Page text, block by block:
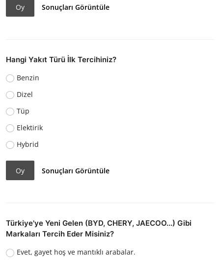
Oy Sonuçları Görüntüle
Hangi Yakıt Türü İlk Tercihiniz?
Benzin
Dizel
Tüp
Elektirik
Hybrid
Oy Sonuçları Görüntüle
Türkiye'ye Yeni Gelen (BYD, CHERY, JAECOO...) Gibi
Markaları Tercih Eder Misiniz?
Evet, gayet hoş ve mantıklı arabalar.